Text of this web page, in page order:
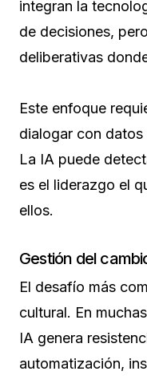
integran la
de decisiones,
deliberativas
Este enfoque
dialogar con
La IA puede
es el liderazgo el
ellos.
Gestión del
El desafío más
cultural. En
IA genera
automatización,